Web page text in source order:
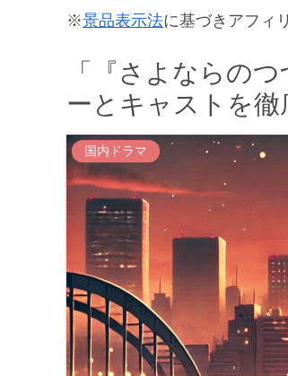
※景品表示法に基づきアフィ
「『さよならの
ーとキャストを徹
国内ドラマ